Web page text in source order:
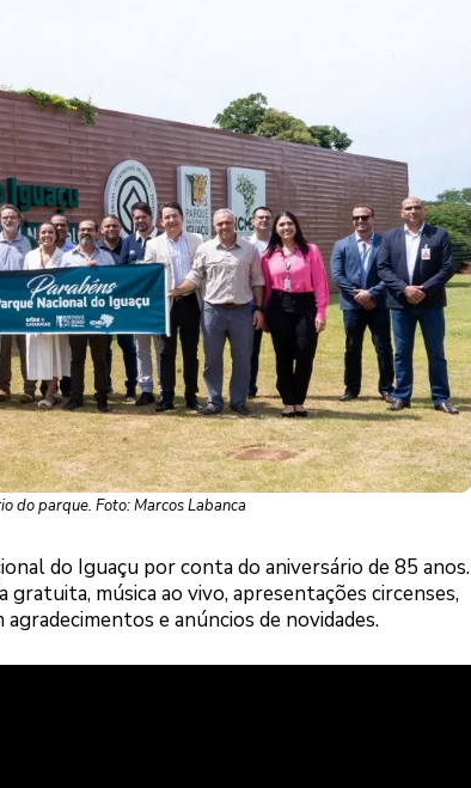
do parque. Foto: Marcos Labanca
do Iguaçu por conta do aniversário de 85 anos.
música ao vivo, apresentações circenses,
e anúncios de novidades.